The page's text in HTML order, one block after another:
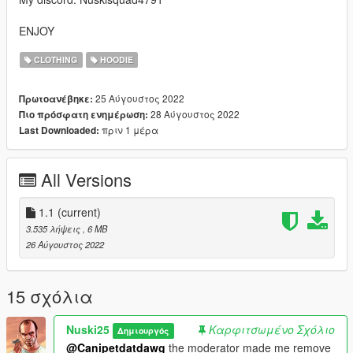
ENJOY
CLOTHING HOODIE
Πρωτοανέβηκε: 25 Αύγουστος 2022
Πιο πρόσφατη ενημέρωση: 28 Αύγουστος 2022
Last Downloaded: πριν 1 μέρα
All Versions
1.1 (current)
3.535 λήψεις , 6 MB
26 Αύγουστος 2022
15 σχόλια
Nuski25 Δημιουργός
Καρφιτσωμένο Σχόλιο
@Canipetdatdawg the moderator made me remove